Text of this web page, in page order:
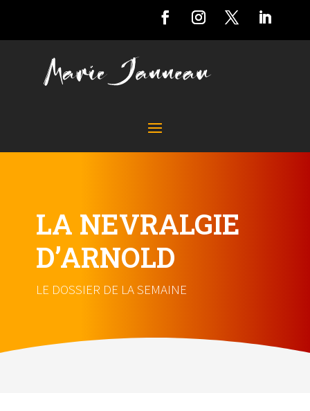
LA NEVRALGIE
D’ARNOLD
LE DOSSIER DE LA SEMAINE